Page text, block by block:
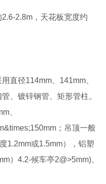
2.8m，天花板宽度约
直径114mm、141mm、
、镀锌钢管、矩形管柱。
、
；吊顶一般
1.2mm或1.5mm），铝塑
）4.2-候车亭2@>5mm)、